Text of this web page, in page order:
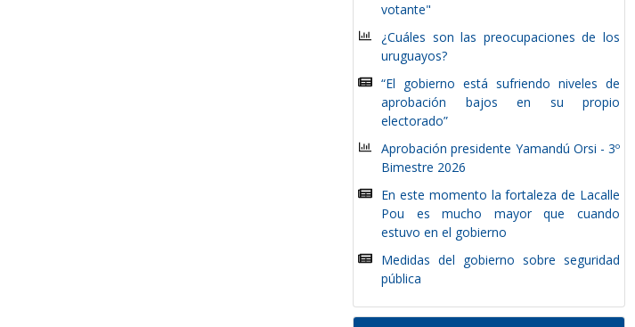
votante"
¿Cuáles son las preocupaciones de los
uruguayos?
“El gobierno está sufriendo niveles de
aprobación bajos en su propio
electorado”
Aprobación presidente Yamandú Orsi - 3º
Bimestre 2026
En este momento la fortaleza de Lacalle
Pou es mucho mayor que cuando
estuvo en el gobierno
Medidas del gobierno sobre seguridad
pública